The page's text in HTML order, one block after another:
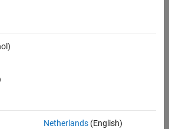
feature requires the
and SoC Devices
object.
Netherlands(English)